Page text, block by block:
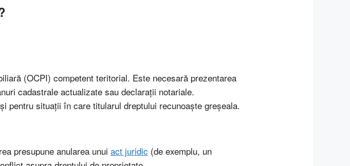
(OCPI) competent teritorial. Este necesară prezentarea
cadastrale actualizate sau declarații notariale.
pentru situații în care titularul dreptului recunoaște greșeala.
presupune anularea unui act juridic (de exemplu, un